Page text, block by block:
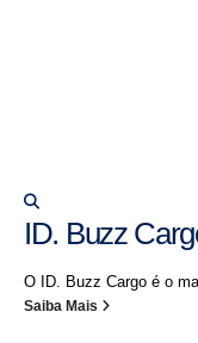
ID. Buzz
O ID. Buzz Cargo é o
Saiba Mais